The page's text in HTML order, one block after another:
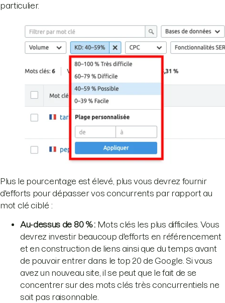
particulier.
Plus le pourcentage est élevé, plus vous devrez fournir
d'efforts pour dépasser vos concurrents par rapport au
mot clé ciblé :
Au-dessus de 80 % : Mots clés les plus difficiles. Vous
devrez investir beaucoup d'efforts en référencement
et en construction de liens ainsi que du temps avant
de pouvoir entrer dans le top 20 de Google. Si vous
avez un nouveau site, il se peut que le fait de se
concentrer sur des mots clés très concurrentiels ne
soit pas raisonnable.